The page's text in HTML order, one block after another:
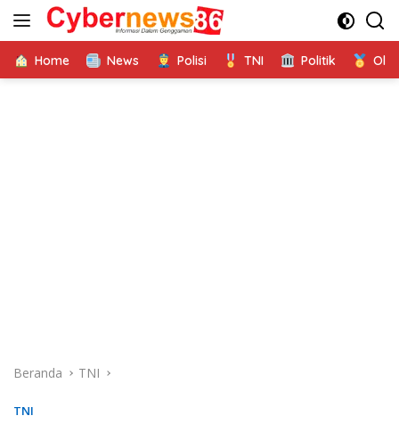
Langsung
Home News Polisi TNI Politik
Beranda TNI
TNI